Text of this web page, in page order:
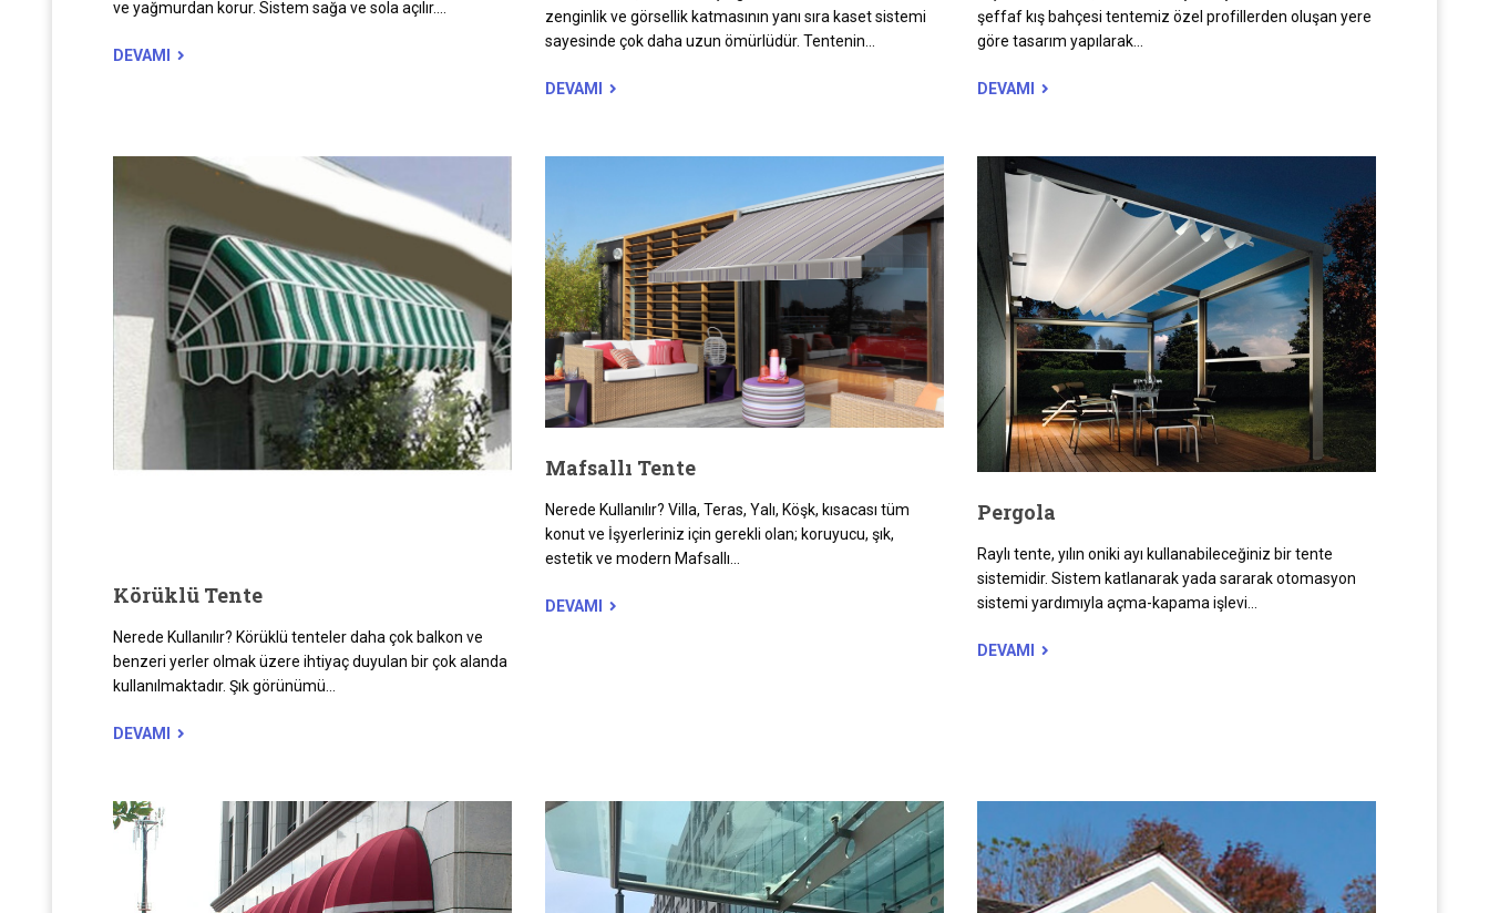
ve yağmurdan korur. Sistem sağa ve sola açılır....
DEVAMI
zenginlik ve görsellik katmasının yanı sıra kaset sistemi
sayesinde çok daha uzun ömürlüdür. Tentenin...
DEVAMI
şeffaf kış bahçesi tentemiz özel profillerden oluşan yere
göre tasarım yapılarak...
DEVAMI
Körüklü Tente
Nerede Kullanılır? Körüklü tenteler daha çok balkon ve
benzeri yerler olmak üzere ihtiyaç duyulan bir çok alanda
kullanılmaktadır. Şık görünümü...
DEVAMI
Mafsallı Tente
Nerede Kullanılır? Villa, Teras, Yalı, Köşk, kısacası tüm
konut ve İşyerleriniz için gerekli olan; koruyucu, şık,
estetik ve modern Mafsallı...
DEVAMI
Pergola
Raylı tente, yılın oniki ayı kullanabileceğiniz bir tente
sistemidir. Sistem katlanarak yada sararak otomasyon
sistemi yardımıyla açma-kapama işlevi...
DEVAMI